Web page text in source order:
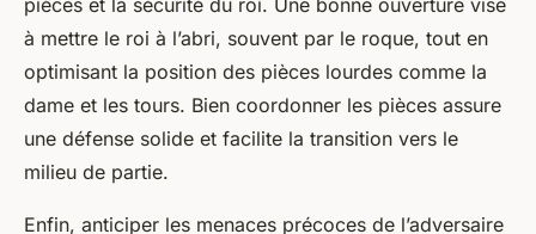
pièces et la sécurité du roi. Une bonne ouverture vise
à mettre le roi à l’abri, souvent par le roque, tout en
optimisant la position des pièces lourdes comme la
dame et les tours. Bien coordonner les pièces assure
une défense solide et facilite la transition vers le
milieu de partie.
Enfin, anticiper les menaces précoces de l’adversaire